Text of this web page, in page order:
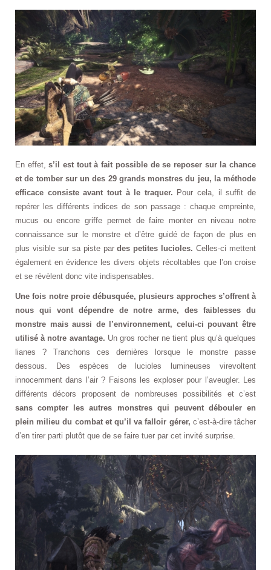
En effet,s’il est tout à fait possible de se reposer sur la chance
et de tomber sur un des 29 grands monstres du jeu, la méthode
efficace consiste avant tout à le traquer. Pour cela, il suffit de
repérer les différents indices de son passage : chaque empreinte,
mucus ou encore griffe permet de faire monter en niveau notre
connaissance sur le monstre et d’être guidé de façon de plus en
plus visible sur sa piste pardes petites lucioles. Celles-ci mettent
également en évidence les divers objets récoltables que l’on croise
et se révèlent donc vite indispensables.
Une fois notre proie débusquée, plusieurs approches s’offrent à
nous qui vont dépendre de notre arme, des faiblesses du
monstre mais aussi de l’environnement, celui-ci pouvant être
utilisé à notre avantage. Un gros rocher ne tient plus qu’à quelques
lianes ? Tranchons ces dernières lorsque le monstre passe
dessous. Des espèces de lucioles lumineuses virevoltent
innocemment dans l’air ? Faisons les exploser pour l’aveugler. Les
différents décors proposent de nombreuses possibilités et c’est
sans compter les autres monstres qui peuvent débouler en
plein milieu du combat et qu’il va falloir gérer, c’est-à-dire tâcher
d’en tirer parti plutôt que de se faire tuer par cet invité surprise.